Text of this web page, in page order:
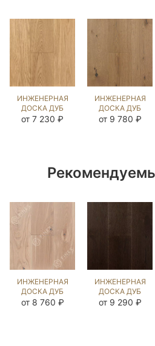
ИНЖЕНЕРНАЯ
ДОСКА ДУБ
UNFINISHED
от 7 230 ₽
ИНЖЕНЕРНАЯ
ДОСКА ДУБ
РЕЧИНТО
от 9 780 ₽
ИНЖЕНЕРНАЯ
ДОСКА ДУБ
COLONIAL
от 8 760 ₽
ИНЖЕНЕРНАЯ
ДОСКА ДУБ
ДАСК
от 9 290 ₽